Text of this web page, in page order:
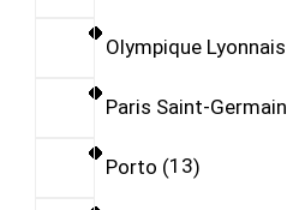
Olympique Lyonnais
Paris Saint-Germain
Porto 13